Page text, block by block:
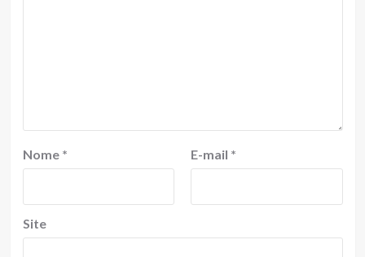
Nome * E-mail *
Site